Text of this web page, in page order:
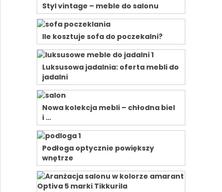
Styl vintage – meble do salonu
Ile kosztuje sofa do poczekalni?
Luksusowa jadalnia: oferta mebli do
jadalni
Nowa kolekcja mebli – chłodna biel
i …
Podłoga optycznie powiększy
wnętrze